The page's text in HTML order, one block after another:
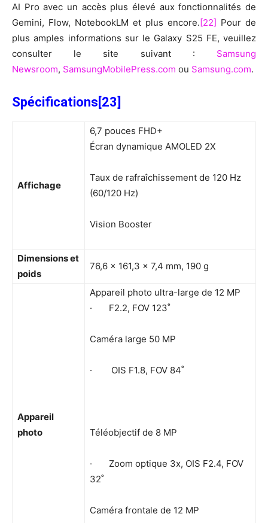
AI Pro avec un accès plus élevé aux fonctionnalités de
Gemini, Flow, NotebookLM et plus encore.[22] Pour de
plus amples informations sur le Galaxy S25 FE, veuillez
consulter le site suivant : Samsung
Newsroom, SamsungMobilePress.com ou Samsung.com.
Spécifications [23]
Affichage
6,7 pouces FHD+
Écran dynamique AMOLED 2X
Taux de rafraîchissement de 120 Hz
(60/120 Hz)
Vision Booster
Dimensions et
poids
76,6 x 161,3 x 7,4 mm, 190 g
Appareil
photo
Appareil photo ultra-large de 12 MP
· F2.2, FOV 123˚
Caméra large 50 MP
· OIS F1.8, FOV 84˚
Téléobjectif de 8 MP
· Zoom optique 3x, OIS F2.4, FOV
32˚
Caméra frontale de 12 MP